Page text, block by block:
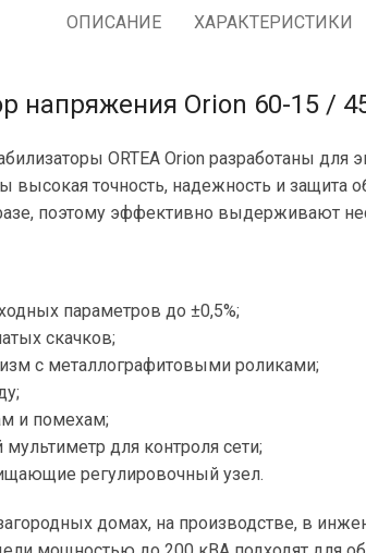
ОПИСАНИЕ ХАРАКТЕРИСТИКИ
напряжения Orion 60-15 /
ORTEA Orion разработаны
точность, надежность и
поэтому эффективно выдерживают
параметров до ±0,5%;
скачков;
с металлографитовыми роликами;
и помехам;
для контроля сети;
регулировочный узел.
домах, на производстве, в